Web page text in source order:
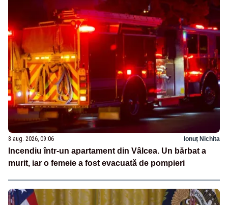
8 aug. 2026, 09:06 Ionuț Nichita
Incendiu într-un apartament din Vâlcea. Un bărbat a
murit, iar o femeie a fost evacuată de pompieri